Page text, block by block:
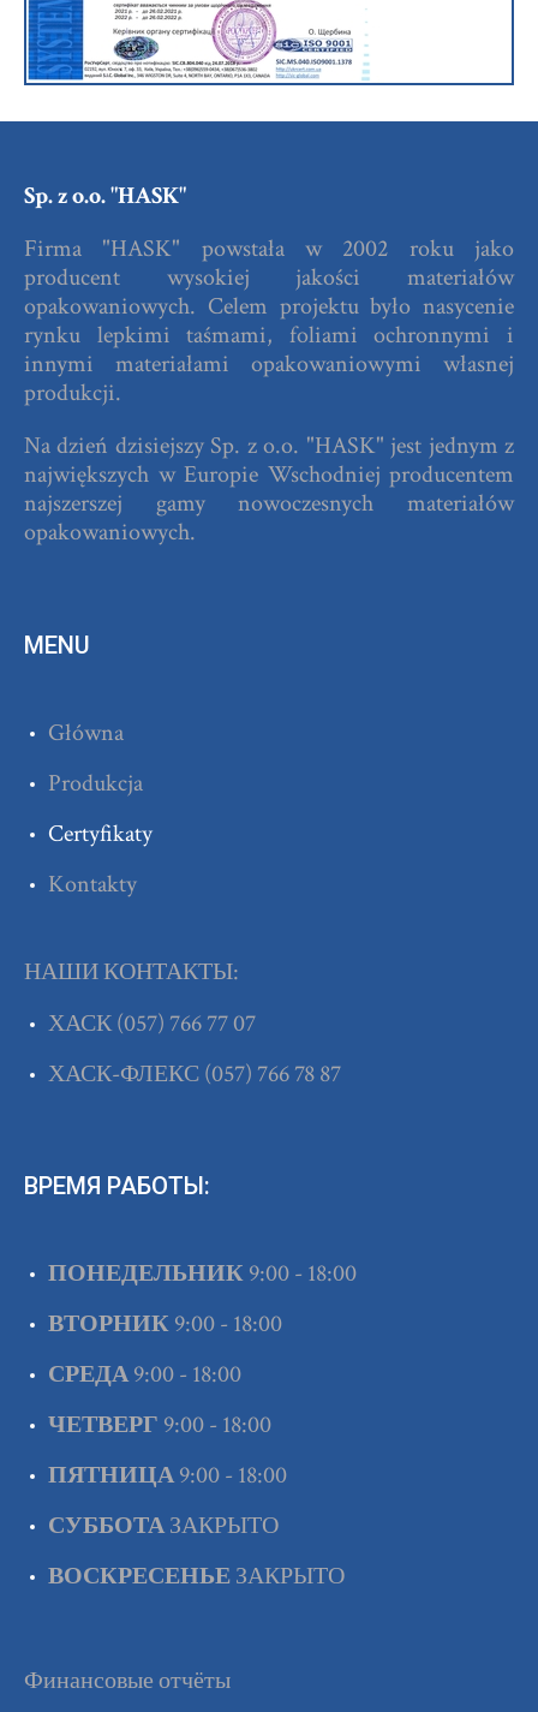
Sp. z o.o. "HASK"
Firma "HASK" powstała w 2002 roku jako
producent wysokiej jakości materiałów
opakowaniowych. Celem projektu było nasycenie
rynku lepkimi taśmami, foliami ochronnymi i
innymi materiałami opakowaniowymi własnej
produkcji.
Na dzień dzisiejszy Sp. z o.o. "HASK" jest jednym z
największych w Europie Wschodniej producentem
najszerszej gamy nowoczesnych materiałów
opakowaniowych.
MENU
Główna
Produkcja
Certyfikaty
Kontakty
НАШИ КОНТАКТЫ:
ХАСК(057) 766 77 07
ХАСК-ФЛЕКС(057) 766 78 87
ВРЕМЯ РАБОТЫ:
ПОНЕДЕЛЬНИК9:00 - 18:00
ВТОРНИК9:00 - 18:00
СРЕДА9:00 - 18:00
ЧЕТВЕРГ 9:00 - 18:00
ПЯТНИЦА9:00 - 18:00
СУББОТАЗАКРЫТО
ВОСКРЕСЕНЬЕЗАКРЫТО
Финансовые отчёты